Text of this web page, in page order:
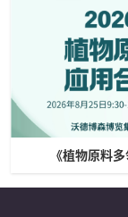
《植物原料